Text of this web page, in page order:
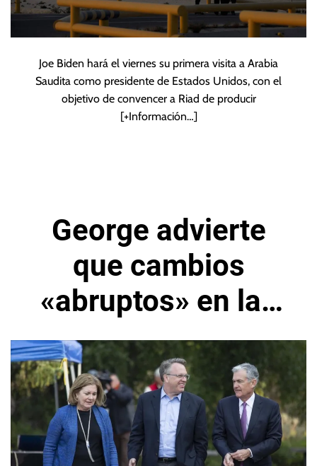
Joe Biden hará el viernes su primera visita a Arabia
Saudita como presidente de Estados Unidos, con el
objetivo de convencer a Riad de producir
[+Información…]
George advierte
que cambios
«abruptos» en las
tasas afectarían la
economía